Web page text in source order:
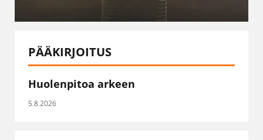
PÄÄKIRJOITUS
Huolenpitoa arkeen
5.8.2026